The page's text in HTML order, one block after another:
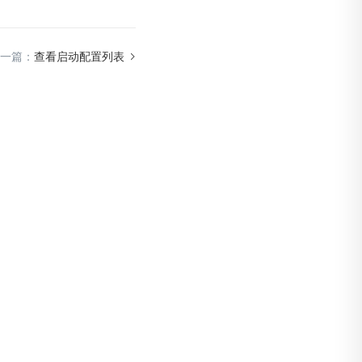
篇： 查看启动配置列表